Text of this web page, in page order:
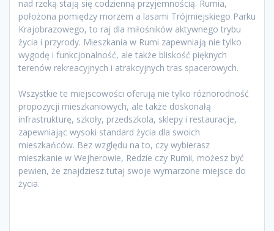
nad rzeką stają się codzienną przyjemnością. Rumia,
położona pomiędzy morzem a lasami Trójmiejskiego Parku
Krajobrazowego, to raj dla miłośników aktywnego trybu
życia i przyrody. Mieszkania w Rumi zapewniają nie tylko
wygodę i funkcjonalność, ale także bliskość pięknych
terenów rekreacyjnych i atrakcyjnych tras spacerowych.
Wszystkie te miejscowości oferują nie tylko różnorodność
propozycji mieszkaniowych, ale także doskonałą
infrastrukturę, szkoły, przedszkola, sklepy i restauracje,
zapewniając wysoki standard życia dla swoich
mieszkańców. Bez względu na to, czy wybierasz
mieszkanie w Wejherowie, Redzie czy Rumii, możesz być
pewien, że znajdziesz tutaj swoje wymarzone miejsce do
życia.